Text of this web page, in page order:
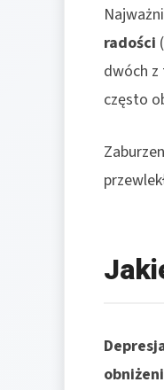
radości (
dwóch z
często